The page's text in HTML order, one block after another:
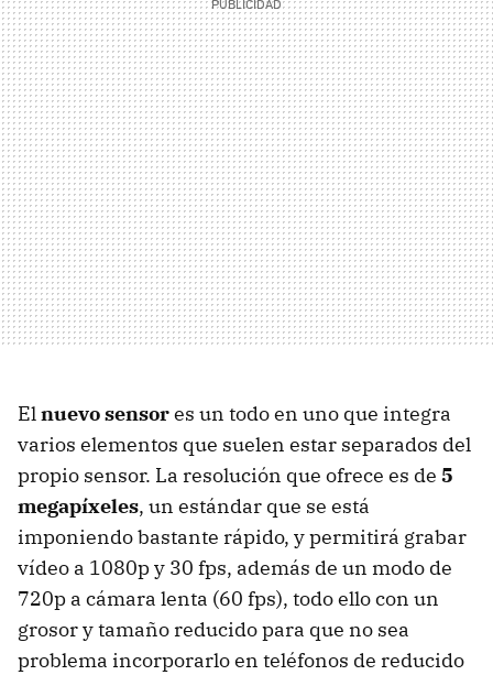
Elnuevo sensores un todo en uno que integra
varios elementos que suelen estar separados del
propio sensor. La resolución que ofrece es de 5
megapíxeles, un estándar que se está
imponiendo bastante rápido, y permitirá grabar
vídeo a 1080p y 30 fps, además de un modo de
720p a cámara lenta (60 fps), todo ello con un
grosor y tamaño reducido para que no sea
problema incorporarlo en teléfonos de reducido